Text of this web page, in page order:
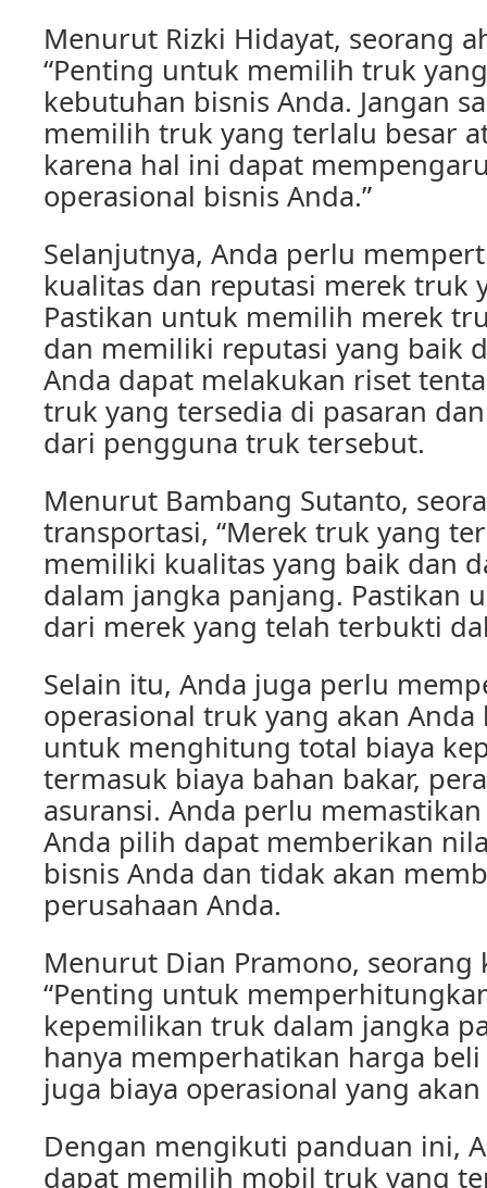
Menurut Rizki Hidayat, seorang
“Penting untuk memilih truk
kebutuhan bisnis Anda. Jangan
memilih truk yang terlalu besar
karena hal ini dapat
operasional bisnis Anda.”
Selanjutnya, Anda perlu
kualitas dan reputasi merek truk
Pastikan untuk memilih merek
dan memiliki reputasi yang baik
Anda dapat melakukan riset
truk yang tersedia di pasaran
dari pengguna truk tersebut.
Menurut Bambang Sutanto,
transportasi, “Merek truk yang
memiliki kualitas yang baik dan
dalam jangka panjang. Pastikan
dari merek yang telah terbukti
Selain itu, Anda juga perlu
operasional truk yang akan Anda
untuk menghitung total biaya
termasuk biaya bahan bakar,
asuransi. Anda perlu
Anda pilih dapat memberikan
bisnis Anda dan tidak akan
perusahaan Anda.
Menurut Dian Pramono, seorang
“Penting untuk
kepemilikan truk dalam jangka
hanya memperhatikan harga
juga biaya operasional yang
Dengan mengikuti panduan ini,
dapat memilih mobil truk yang